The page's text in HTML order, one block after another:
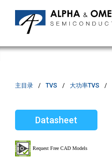
主目录 TVS 大功率TVS
Datasheet